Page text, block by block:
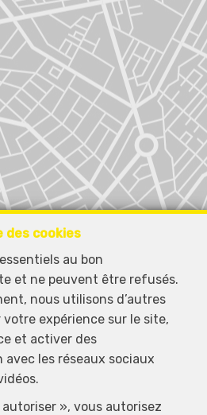
des cookies
au bon
et ne peuvent être refusés.
nous utilisons d’autres
votre expérience sur le site,
et activer des
les réseaux sociaux
», vous autorisez